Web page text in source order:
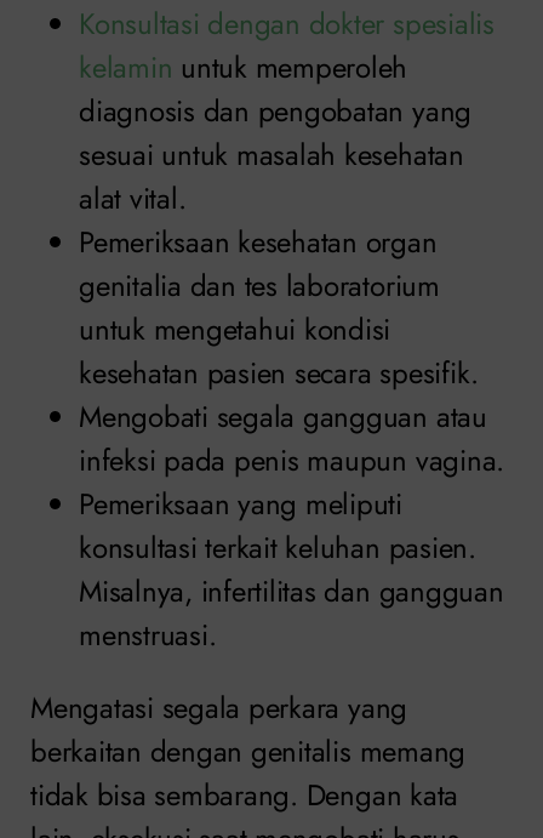
Konsultasi dengan dokter spesialis
kelamin untuk memperoleh
diagnosis dan pengobatan yang
sesuai untuk masalah kesehatan
alat vital.
Pemeriksaan kesehatan organ
genitalia dan tes laboratorium
untuk mengetahui kondisi
kesehatan pasien secara spesifik.
Mengobati segala gangguan atau
infeksi pada penis maupun vagina.
Pemeriksaan yang meliputi
konsultasi terkait keluhan pasien.
Misalnya, infertilitas dan gangguan
menstruasi.
Mengatasi segala perkara yang
berkaitan dengan genitalis memang
tidak bisa sembarang. Dengan kata